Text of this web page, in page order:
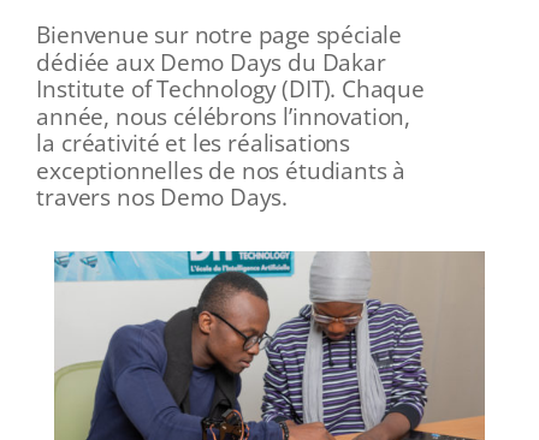
Bienvenue sur notre page spéciale
dédiée aux Demo Days du Dakar
Institute of Technology (DIT). Chaque
année, nous célébrons l’innovation,
la créativité et les réalisations
exceptionnelles de nos étudiants à
travers nos Demo Days.